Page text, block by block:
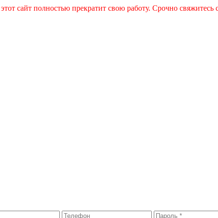
сайт полностью прекратит свою работу. Срочно свяжитесь